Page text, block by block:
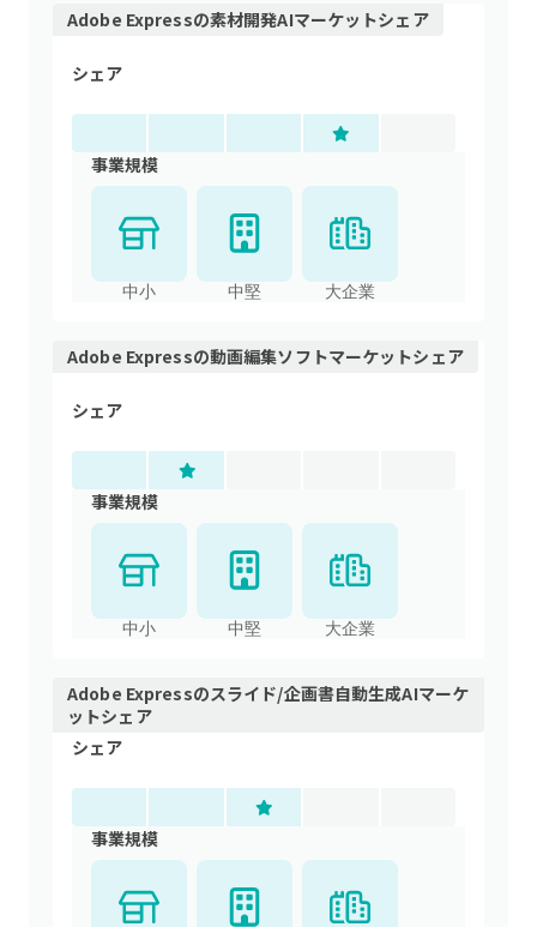
Adobe Expressの素材開発AIマーケットシェア
シェア
事業規模
中小 中堅 大企業
Adobe Expressの動画編集ソフトマーケットシェア
シェア
事業規模
中小 中堅 大企業
Adobe Expressのスライド/企画書自動生成AIマーケ
ットシェア
シェア
事業規模